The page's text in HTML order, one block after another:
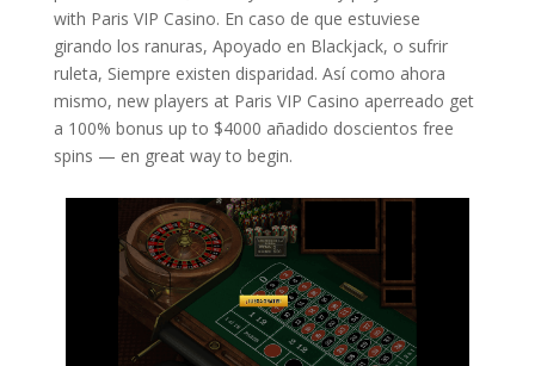
with Paris VIP Casino. En caso de que estuviese
girando los ranuras, Apoyado en Blackjack, o sufrir
ruleta, Siempre existen disparidad. Así­ como ahora
mismo, new players at Paris VIP Casino aperreado get
a 100% bonus up to $4000 añadido doscientos free
spins — en great way to begin.